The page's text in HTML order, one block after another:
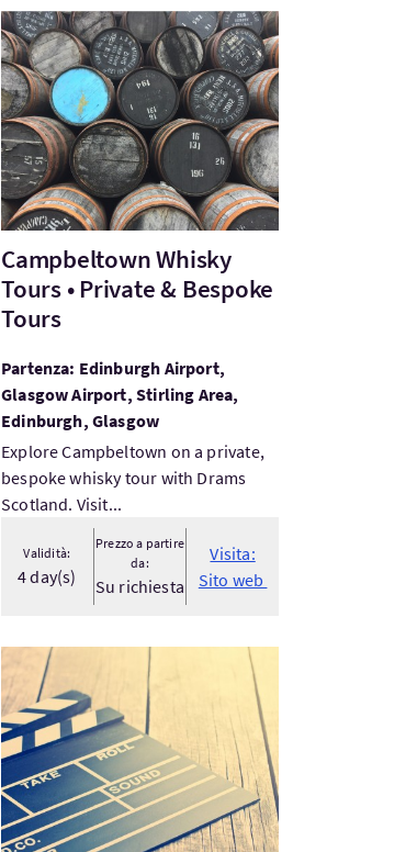
Visita:Campbeltown Whisky Tours • Private &
Campbeltown Whisky
Tours • Private & Bespoke
Tours
Partenza: Edinburgh Airport,
Glasgow Airport, Stirling Area,
Edinburgh, Glasgow
Explore Campbeltown on a private,
bespoke whisky tour with Drams
Scotland. Visit...
Validità:
4 day(s)
Prezzo a partire
da:
Su richiesta
Visita:
Sito web
Visita:Film Locations Tour